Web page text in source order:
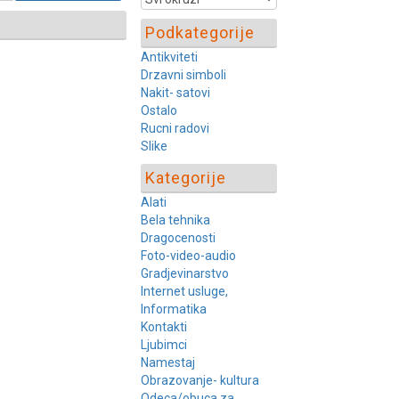
Podkategorije
Antikviteti
Drzavni simboli
Nakit- satovi
Ostalo
Rucni radovi
Slike
Kategorije
Alati
Bela tehnika
Dragocenosti
Foto-video-audio
Gradjevinarstvo
Internet usluge,
Informatika
Kontakti
Ljubimci
Namestaj
Obrazovanje- kultura